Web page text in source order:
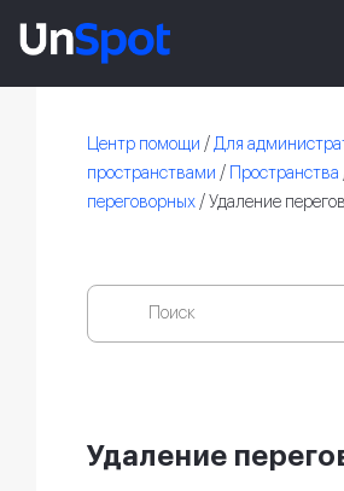
Центр помощи / Для
пространствами / Пространства
переговорных / Удаление
Удаление